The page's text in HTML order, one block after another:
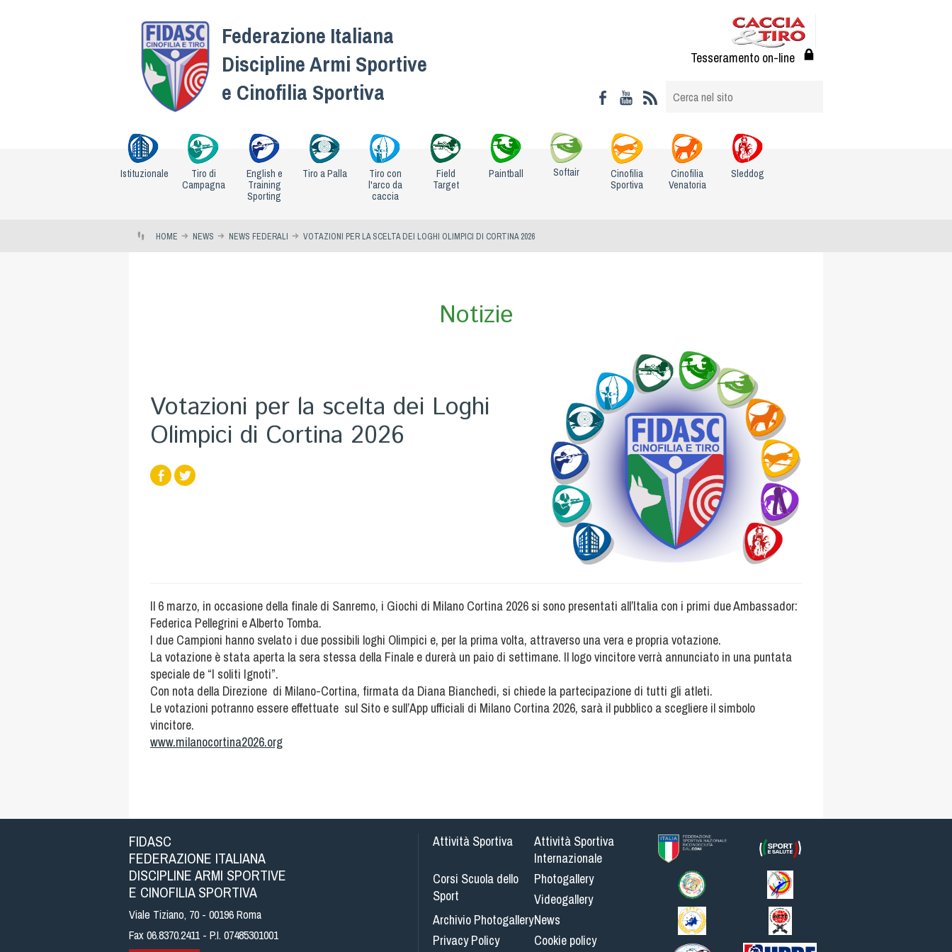
Federazione Italiana
Discipline Armi Sportive
e Cinofilia Sportiva
Tesseramento on-line
Istituzionale
Tiro di
Campagna
English e
Training
Sporting
Tiro a Palla
Tiro con
l'arco da
caccia
Field
Target
Paintball Softair
Cinofilia
Sportiva
Cinofilia
Venatoria
Sleddog
HOME NEWS NEWS FEDERALI VOTAZIONI PER LA SCELTA DEI LOGHI OLIMPICI DI CORTINA 2026
Notizie
Votazioni per la scelta dei Loghi
Olimpici di Cortina 2026
Il 6 marzo, in occasione della finale di Sanremo, i Giochi di Milano Cortina 2026 si sono presentati all’Italia con i primi due Ambassador:
Federica Pellegrini e Alberto Tomba.
I due Campioni hanno svelato i due possibili loghi Olimpici e, per la prima volta, attraverso una vera e propria votazione.
La votazione è stata aperta la sera stessa della Finale e durerà un paio di settimane. Il logo vincitore verrà annunciato in una puntata
speciale de “I soliti Ignoti”.
Con nota della Direzione di Milano-Cortina, firmata da Diana Bianchedi, si chiede la partecipazione di tutti gli atleti.
Le votazioni potranno essere effettuate sul Sito e sull’App ufficiali di Milano Cortina 2026, sarà il pubblico a scegliere il simbolo
vincitore.
www.milanocortina2026.org
FIDASC
FEDERAZIONE ITALIANA
DISCIPLINE ARMI SPORTIVE
E CINOFILIA SPORTIVA
Viale Tiziano, 70 - 00196 Roma
Fax 06.8370.2411 - P.I. 07485301001
Attività Sportiva
Attività Sportiva
Internazionale
Corsi Scuola dello
Sport
Photogallery
Videogallery
Archivio PhotogalleryNews
Privacy Policy
Cookie policy